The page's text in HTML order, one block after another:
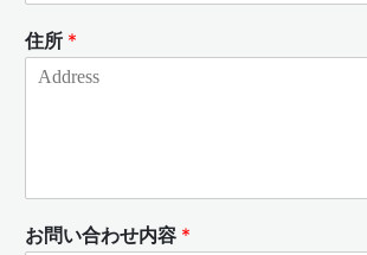
住所 *
お問い合わせ内容 *